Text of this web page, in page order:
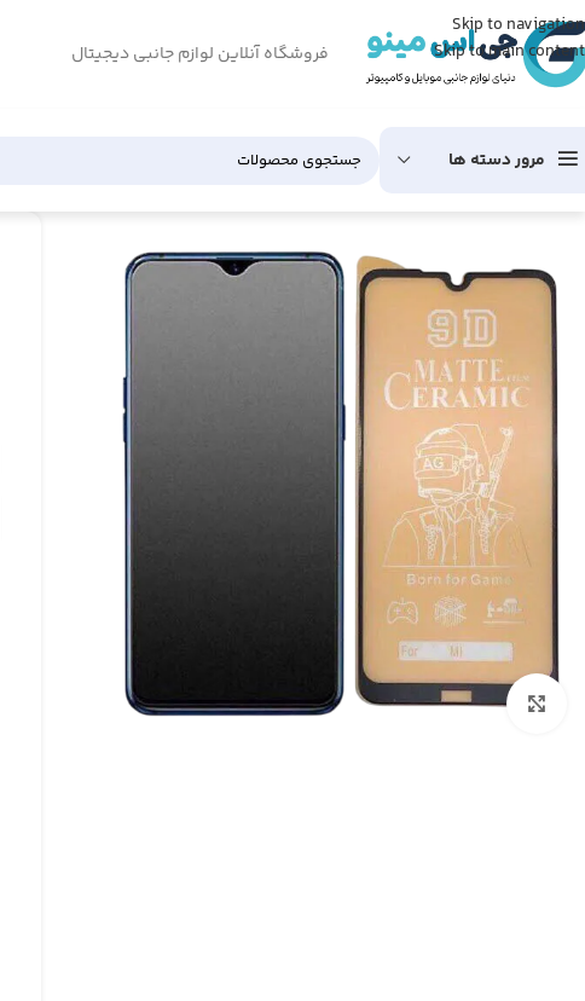
Skip to navigation
Skip to main content
فروشگاه آنلاین لوازم جانبی دیجیتال
مرور دسته ها
برای بزرگنمایی کلیک کنید